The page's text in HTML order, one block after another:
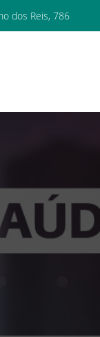
dos Reis, 786
Aberta